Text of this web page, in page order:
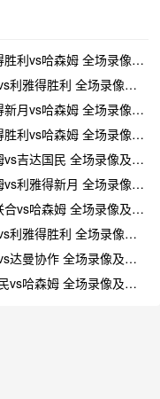
vs哈森姆 全场录像及集锦
得胜利 全场录像及集锦
vs哈森姆 全场录像及集锦
vs哈森姆 全场录像及集锦
达国民 全场录像及集锦
雅得新月 全场录像及集锦
哈森姆 全场录像及集锦
得胜利 全场录像及集锦
曼协作 全场录像及集锦
哈森姆 全场录像及集锦